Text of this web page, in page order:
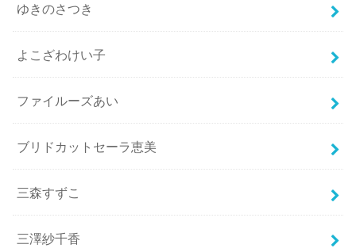
ゆきのさつき
よこざわけい子
ファイルーズあい
ブリドカットセーラ恵美
三森すずこ
三澤紗千香